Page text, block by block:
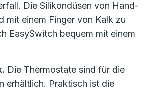
Die Silikondüsen von Hand-
mit einem Finger von Kalk zu
EasySwitch bequem mit einem
Die Thermostate sind für die
erhältlich. Praktisch ist die